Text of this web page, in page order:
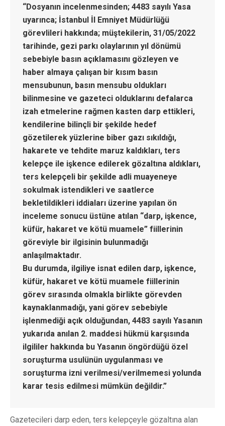
“Dosyanın incelenmesinden; 4483 sayılı Yasa
uyarınca; İstanbul İl Emniyet Müdürlüğü
görevlileri hakkında; müştekilerin, 31/05/2022
tarihinde, gezi parkı olaylarının yıl dönümü
sebebiyle basın açıklamasını gözleyen ve
haber almaya çalışan bir kısım basın
mensubunun, basın mensubu oldukları
bilinmesine ve gazeteci olduklarını defalarca
izah etmelerine rağmen kasten darp ettikleri,
kendilerine bilinçli bir şekilde hedef
gözetilerek yüzlerine biber gazı sıkıldığı,
hakarete ve tehdite maruz kaldıkları, ters
kelepçe ile işkence edilerek gözaltına aldıkları,
ters kelepçeli bir şekilde adli muayeneye
sokulmak istendikleri ve saatlerce
bekletildikleri iddiaları üzerine yapılan ön
inceleme sonucu üstüne atılan “darp, işkence,
küfür, hakaret ve kötü muamele” fiillerinin
göreviyle bir ilgisinin bulunmadığı
anlaşılmaktadır.
Bu durumda, ilgiliye isnat edilen darp, işkence,
küfür, hakaret ve kötü muamele fiillerinin
görev sırasında olmakla birlikte görevden
kaynaklanmadığı, yani görev sebebiyle
işlenmediği açık olduğundan, 4483 sayılı Yasanın
yukarıda anılan 2. maddesi hükmü karşısında
ilgililer hakkında bu Yasanın öngördüğü özel
soruşturma usulünün uygulanması ve
soruşturma izni verilmesi/verilmemesi yolunda
karar tesis edilmesi mümkün değildir.”
Gazetecileri darp eden, ters kelepçeyle gözaltına alan